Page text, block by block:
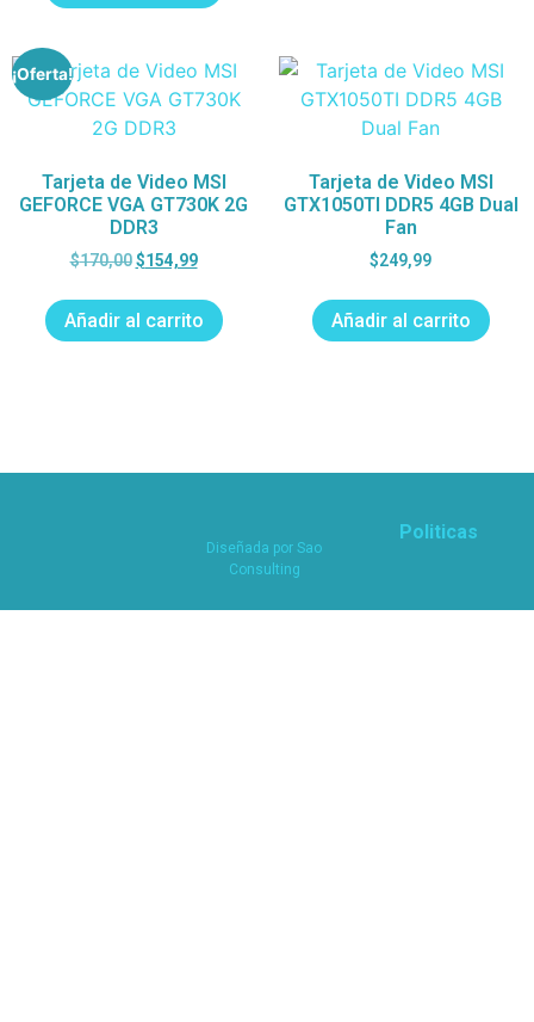
¡Oferta!
Tarjeta de Video MSI
GEFORCE VGA GT730K 2G
DDR3
$170,00 $154,99
Añadir al carrito
Tarjeta de Video MSI
GTX1050TI DDR5 4GB Dual
Fan
$249,99
Añadir al carrito
Diseñada por Sao
Consulting
Politicas